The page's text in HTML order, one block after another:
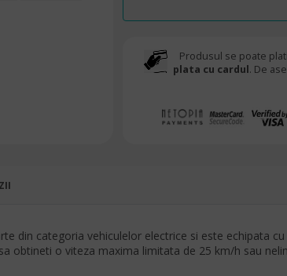
Produsul se poate
plata cu cardul. De
din categoria vehiculelor electrice si este echipata
obtineti o viteza maxima limitata de 25 km/h sau